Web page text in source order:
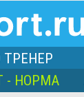
- НОРМА